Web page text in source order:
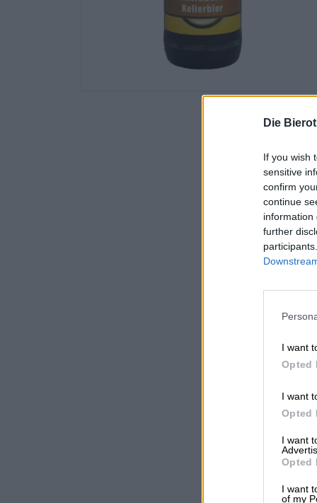
Die
If you wish
sensitive
confirm
continue
information
further
I want
Opted
I want
Opted
I want
Opted
I want
of my